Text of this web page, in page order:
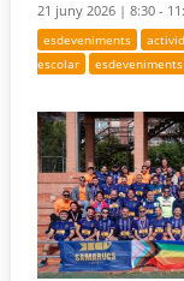
21 juny 2026 |8:30 -
esdeveniments
escolar